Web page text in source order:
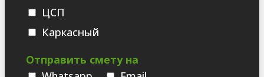
ЦСП
Каркасный
Отправить смету на